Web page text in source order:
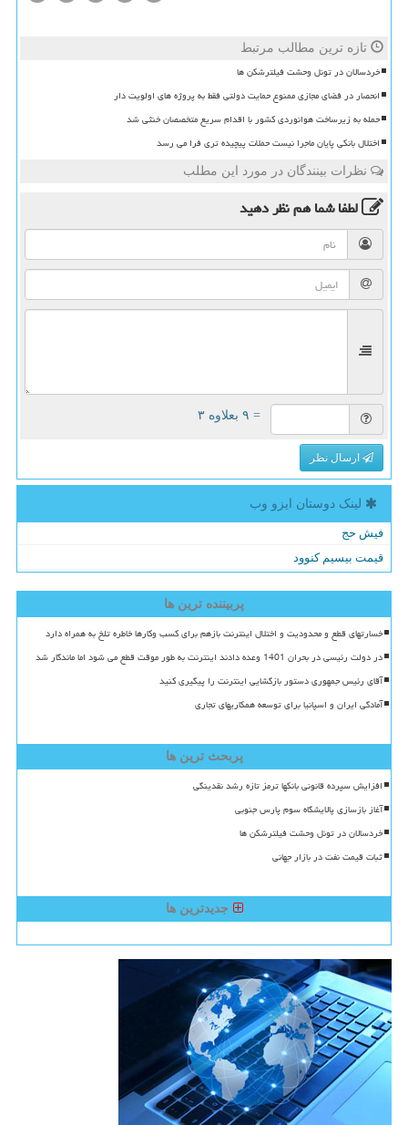
تازه ترین مطالب مرتبط
خردسالان در تونل وحشت فیلترشکن ها
انحصار در فضای مجازی ممنوع حمایت دولتی فقط به پروژه های اولویت دار
حمله به زیرساخت هوانوردی کشور با اقدام سریع متخصصان خنثی شد
اختلال بانکی پایان ماجرا نیست حملات پیچیده تری فرا می رسد
نظرات بینندگان در مورد این مطلب
لطفا شما همنظر دهید
= ۹ بعلاوه ۳
ارسال نظر
لینک دوستان ایزو وب
فیش حج
قیمت بیسیم کنوود
پربیننده ترین ها
خسارتهای قطع و محدودیت و اختلال اینترنت بازهم برای کسب وکارها خاطره تلخ به همراه دارد
در دولت رئیسی در بحران 1401 وعده دادند اینترنت به طور موقت قطع می شود اما ماندگار شد
آقای رئیس جمهوری دستور بازگشایی اینترنت را پیگیری کنید
آمادگی ایران و اسپانیا برای توسعه همکاریهای تجاری
پربحث ترین ها
افزایش سپرده قانونی بانکها ترمز تازه رشد نقدینگی
آغاز بازسازی پالایشگاه سوم پارس جنوبی
خردسالان در تونل وحشت فیلترشکن ها
ثبات قیمت نفت در بازار جهانی
جدیدترین ها